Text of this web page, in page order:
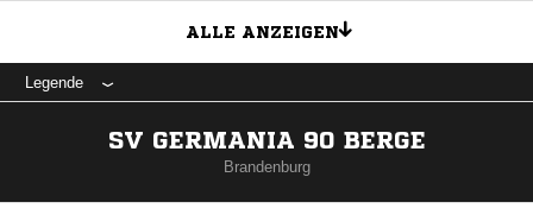
ALLE ANZEIGEN
Legende
SV GERMANIA 90 BERGE
Brandenburg